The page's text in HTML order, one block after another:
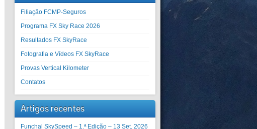
Filiação FCMP-Seguros
Programa FX Sky Race 2026
Resultados FX SkyRace
Fotografia e Vídeos FX SkyRace
Provas Vertical Kilometer
Contatos
Artigos recentes
Funchal SkySpeed – 1.ª Edição – 13 Set. 2026